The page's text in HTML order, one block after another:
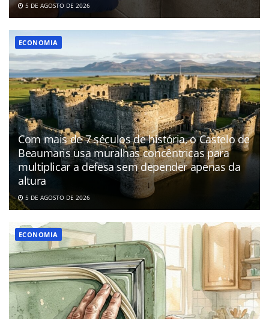
5 DE AGOSTO DE 2026
ECONOMIA
Com mais de 7 séculos de história, o Castelo de
Beaumaris usa muralhas concêntricas para
multiplicar a defesa sem depender apenas da
altura
5 DE AGOSTO DE 2026
ECONOMIA